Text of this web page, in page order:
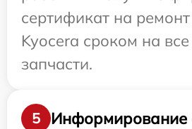
сертификат на ремонт
Kyocera сроком на
запчасти.
5
Информирование